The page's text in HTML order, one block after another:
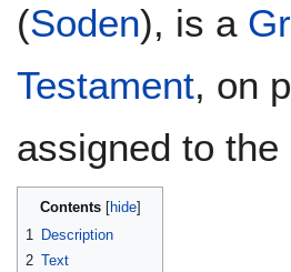
(Soden), is a
Testament, on
assigned to
Contents
1 Description
2 Text